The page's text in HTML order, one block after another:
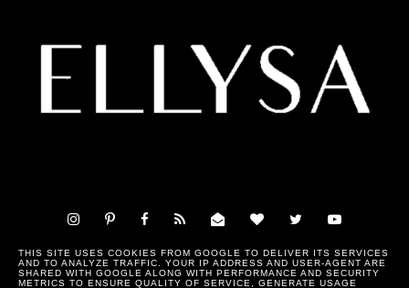
THIS SITE USES COOKIES FROM GOOGLE TO DELIVER ITS SERVICES
AND TO ANALYZE TRAFFIC. YOUR IP ADDRESS AND USER-AGENT ARE
SHARED WITH GOOGLE ALONG WITH PERFORMANCE AND SECURITY
METRICS TO ENSURE QUALITY OF SERVICE, GENERATE USAGE